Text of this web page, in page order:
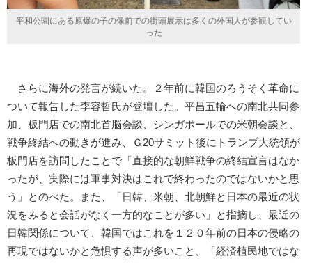
平和公園にある原爆の子の像前での街頭展示は多くの外国人が参観してい
った
さらに海外の発言が続いた。２年前に韓国のろうそく革命に
ついて報告した李容哲氏が登壇した。平昌五輪への南北共同参
加、板門店での南北首脳会談、シンガポールでの米朝会談と、
戦争終結への動きが進み、Ｇ20サミット後にトランプ大統領が
板門店を訪問したことで「直接的な朝鮮戦争の終結宣言はなか
ったが、実際には軍事対決はこれで終わったのではないかと思
う」とのべた。また、「日韓、米朝、北朝鮮と日本の最近の状
況をみると会話がなく一方的なことが多い」と指摘し、最近の
日韓関係について、韓国ではこれを１２０年前の日本の侵略の
再現ではないかと危惧する声が多いこと、「経済植民地ではな